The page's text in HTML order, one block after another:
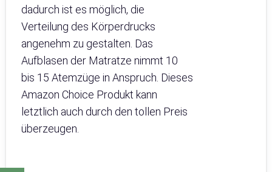
dadurch ist es möglich, die
Verteilung des Körperdrucks
angenehm zu gestalten. Das
Aufblasen der Matratze nimmt 10
bis 15 Atemzüge in Anspruch. Dieses
Amazon Choice Produkt kann
letztlich auch durch den tollen Preis
überzeugen.